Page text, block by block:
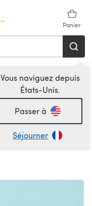
Panier
Vous naviguez depuis
États-Unis.
Passer à
Séjourner